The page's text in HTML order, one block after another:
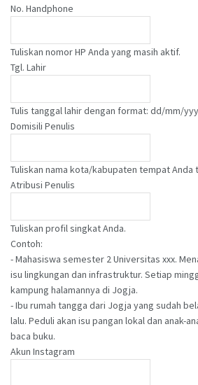
No. Handphone
Tuliskan nomor HP Anda yang masih aktif.
Tgl. Lahir
Tulis tanggal lahir dengan format: dd/mm/
Domisili Penulis
Tuliskan nama kota/kabupaten tempat Anda
Atribusi Penulis
Tuliskan profil singkat Anda.
Contoh:
- Mahasiswa semester 2 Universitas xxx.
isu lingkungan dan infrastruktur. Setiap
kampung halamannya di Jogja.
- Ibu rumah tangga dari Jogja yang sudah
lalu. Peduli akan isu pangan lokal dan anak-
baca buku.
Akun Instagram